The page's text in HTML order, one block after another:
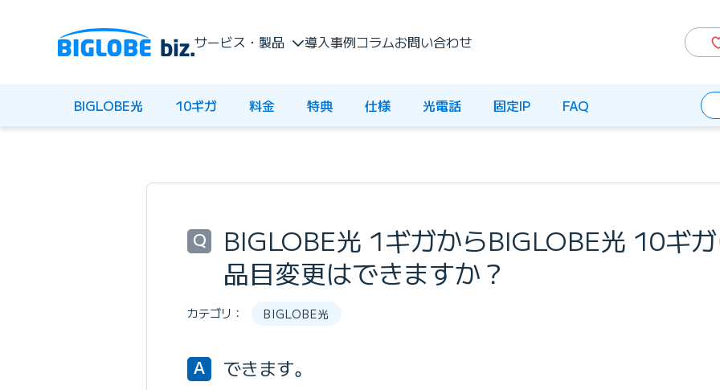
サービス・製品 導入事例コラムお問い合わせ
BIGLOBE光 10ギガ 料金 特典 仕様 光電話 固定IP FAQ
Q
BIGLOBE光 1ギガからBIGLOBE光 10ギ
品目変更はできますか？
カテゴリ： BIGLOBE光
A できます。